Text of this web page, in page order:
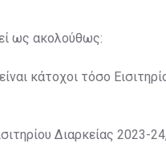
ως ακολούθως:
κάτοχοι τόσο
Διαρκείας 2023-